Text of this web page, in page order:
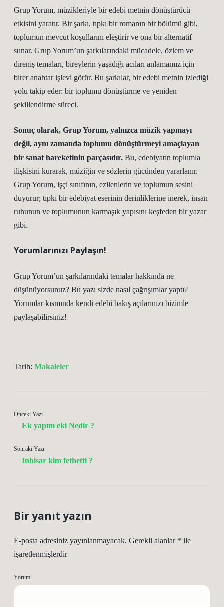
Grup Yorum, müzikleriyle bir edebi metnin dönüştürücü
etkisini yaratır. Bir şarkı, tıpkı bir romanın bir bölümü gibi,
toplumun mevcut koşullarını eleştirir ve ona bir alternatif
sunar. Grup Yorum’un şarkılarındaki mücadele, özlem ve
direniş temaları, bireylerin yaşadığı acıları anlamamız için
birer anahtar işlevi görür. Bu şarkılar, bir edebi metnin izlediği
yolu takip eder: bir toplumu dönüştürme ve yeniden
şekillendirme süreci.
Sonuç olarak, Grup Yorum, yalnızca müzik yapmayı
değil, aynı zamanda toplumu dönüştürmeyi amaçlayan
bir sanat hareketinin parçasıdır. Bu, edebiyatın toplumla
ilişkisini kurarak, müziğin ve sözlerin gücünden yararlanır.
Grup Yorum, işçi sınıfının, ezilenlerin ve toplumun sesini
duyurur; tıpkı bir edebiyat eserinin derinliklerine inerek, insan
ruhunun ve toplumunun karmaşık yapısını keşfeden bir yazar
gibi.
Yorumlarınızı Paylaşın!
Grup Yorum’un şarkılarındaki temalar hakkında ne
düşünüyorsunuz? Bu yazı sizde nasıl çağrışımlar yaptı?
Yorumlar kısmında kendi edebi bakış açılarınızı bizimle
paylaşabilirsiniz!
Tarih: Makaleler
Önceki Yazı
Ek yapım eki Nedir ?
Sonraki Yazı
Inhisar kim fethetti ?
Bir yanıt yazın
E-posta adresiniz yayınlanmayacak. Gerekli alanlar * ile
işaretlenmişlerdir
Yorum